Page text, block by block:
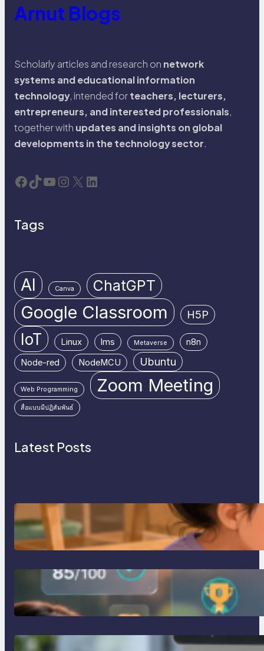
Arnut Blogs
Scholarly articles and research on network
systems and educational information
technology, intended forteachers, lecturers,
entrepreneurs, and interested professionals,
together with updates and insights on global
developments in the technology sector.
Facebook TikTok YouTube Instagram X LinkedIn
Tags
AI Canva ChatGPT
Google Classroom H5P
IoT Linux lms Metaverse
n8n
Node-red
NodeMCU Ubuntu
Web Programming Zoom Meeting
สื่อแบบมีปฏิสัมพันธ์
Latest Posts
การสอนเขียนโปรแกรม (Coding)
สำหรับเด็กเล็ก
การสร้างระบบ Online Learning ด้วย
Moodle LMS